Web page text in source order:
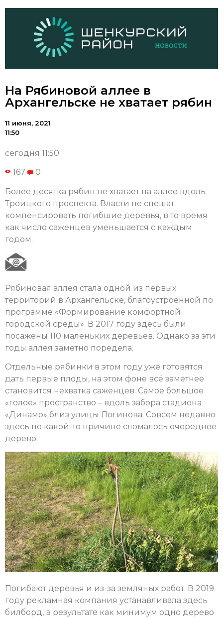
На Рябиновой аллее в
Архангельске не хватает рябин
11 июня, 2021
11:50
сегодня 11:50
167 0
Более десятка рябин не хватает на аллее вдоль
Троицкого проспекта. Власти не спешат
компенсировать погибшие деревья, в то время
как число саженцев уменьшается с каждым
годом.
Рябиновая аллея стала одной из первых
территорий в Архангельске, благоустроенной по
программе «Формирование комфортной
городской среды». В 2017 году здесь были
посажены 110 маленьких деревьев. Однако за эти
годы аллея заметно поредела.
Отдельные рябинки в этом году уже готовятся
дать первые плоды, на этом фоне всё заметнее
становится нехватка саженцев. Самое большое
«голое» пространство – вдоль забора стадиона
«Динамо» близ улицы Логинова. Совсем недавно
здесь по какой-то причине сломалось очередное
дерево.
Погибают деревья и из-за земляных работ. В 2019
году рекламная компания устанавливала здесь
билборд, в результате как минимум одно дерево